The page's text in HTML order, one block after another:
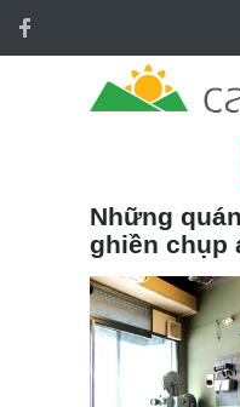
Những
ghiền chụp